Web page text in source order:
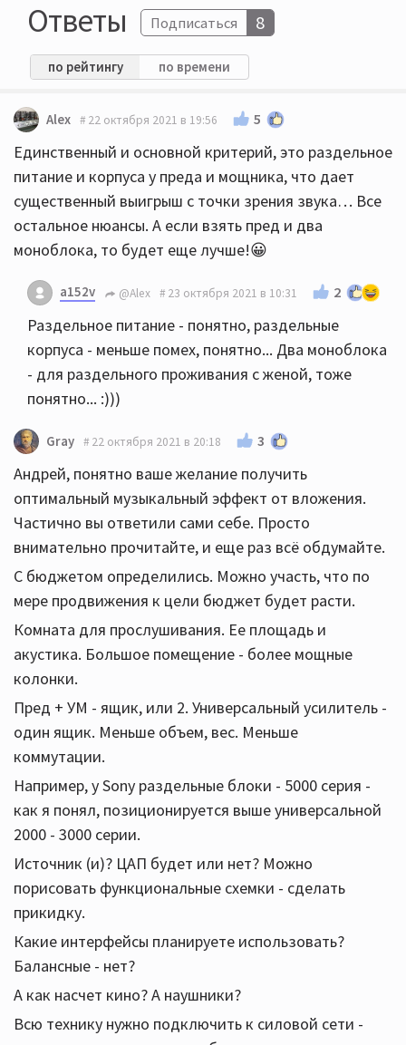
Ответы Подписаться 8
по рейтингу по времени
Alex 22 октября 2021 в 19:56 5
Единственный и основной критерий, это раздельное
питание и корпуса у преда и мощника, что дает
существенный выигрыш с точки зрения звука… Все
остальное нюансы. А если взять пред и два
моноблока, то будет еще лучше!😀
a152v @Alex 23 октября 2021 в 10:31 2
Раздельное питание - понятно, раздельные
корпуса - меньше помех, понятно... Два моноблока
- для раздельного проживания с женой, тоже
понятно... :)))
Gray 22 октября 2021 в 20:18 3
Андрей, понятно ваше желание получить
оптимальный музыкальный эффект от вложения.
Частично вы ответили сами себе. Просто
внимательно прочитайте, и еще раз всё обдумайте.
С бюджетом определились. Можно участь, что по
мере продвижения к цели бюджет будет расти.
Комната для прослушивания. Ее площадь и
акустика. Большое помещение - более мощные
колонки.
Пред + УМ - ящик, или 2. Универсальный усилитель -
один ящик. Меньше объем, вес. Меньше
коммутации.
Например, у Sony раздельные блоки - 5000 серия -
как я понял, позиционируется выше универсальной
2000 - 3000 серии.
Источник (и)? ЦАП будет или нет? Можно
порисовать функциональные схемки - сделать
прикидку.
Какие интерфейсы планируете использовать?
Балансные - нет?
А как насчет кино? А наушники?
Всю технику нужно подключить к силовой сети -